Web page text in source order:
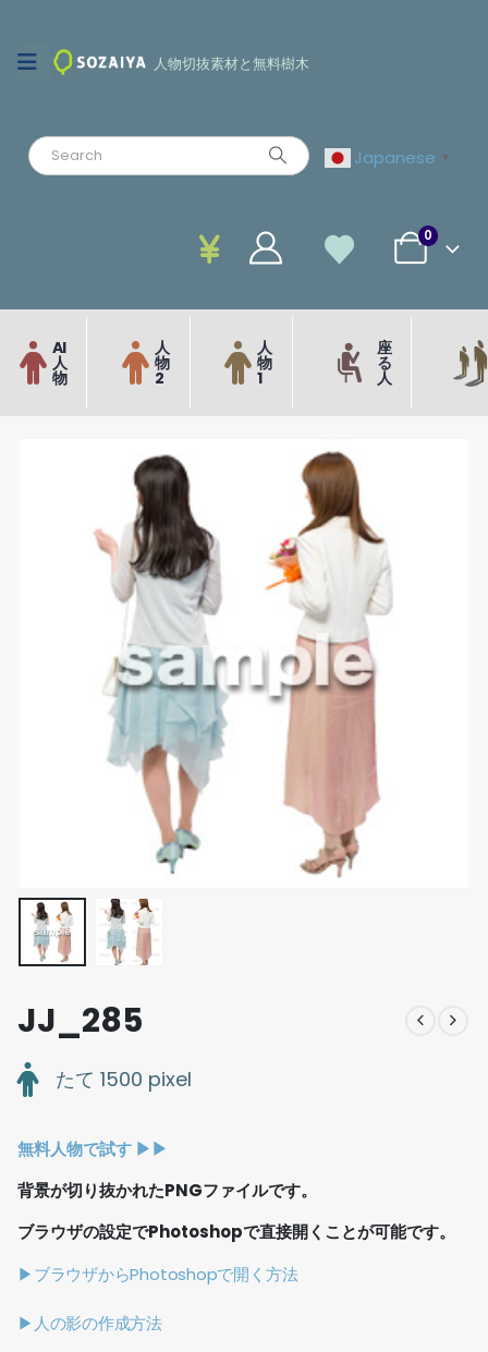
人物切抜素材と無料樹木
Japanese ▼
0
AI
人
物
人
物
2
人
物
1
座
る
人
JJ_285
たて 1500 pixel
無料人物で試す ▶︎▶︎
背景が切り抜かれたPNGファイルです。
ブラウザの設定でPhotoshopで直接開くことが可能です。
▶ブラウザからPhotoshopで開く方法
▶人の影の作成方法